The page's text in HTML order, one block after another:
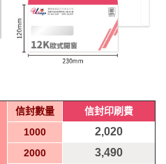
信封數量
信封印刷費
1000
2,020
2000 3,490